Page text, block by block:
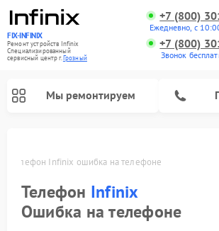
FIX-INFINIX
Ремонт устройств Infinix
Специализированный
cервисный центр г.Грозный
+7 (800)
Ежедневно, с
+7 (800)
Звонок
Мы ремонтируем
Телефон Infinix ошибка на телефоне
Телефон Infinix
Ошибка на телефоне